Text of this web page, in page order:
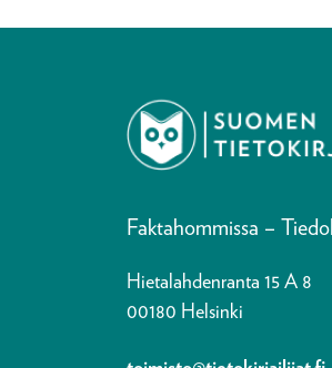
Faktahommissa –
Hietalahdenranta 15 A 8
00180 Helsinki